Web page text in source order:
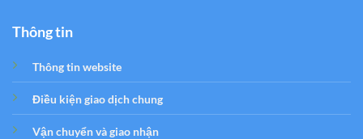
Thông tin
Thông tin website
Điều kiện giao dịch chung
Vận chuyển và giao nhận